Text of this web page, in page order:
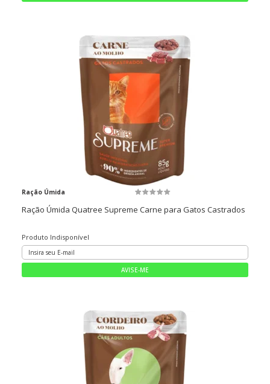
Ração Úmida
Ração Úmida Quatree Supreme Carne para Gatos Castrados
Produto Indisponível